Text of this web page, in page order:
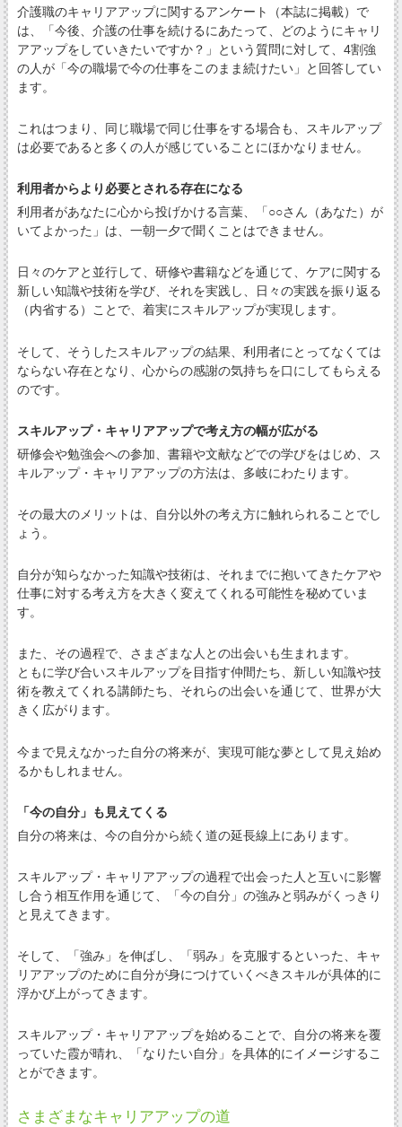
介護職のキャリアアップに関するアンケート（本誌に掲載）で
は、「今後、介護の仕事を続けるにあたって、どのようにキャリ
アアップをしていきたいですか？」という質問に対して、4割強
の人が「今の職場で今の仕事をこのまま続けたい」と回答してい
ます。
これはつまり、同じ職場で同じ仕事をする場合も、スキルアップ
は必要であると多くの人が感じていることにほかなりません。
利用者からより必要とされる存在になる
利用者があなたに心から投げかける言葉、「○○さん（あなた）が
いてよかった」は、一朝一夕で聞くことはできません。
日々のケアと並行して、研修や書籍などを通じて、ケアに関する
新しい知識や技術を学び、それを実践し、日々の実践を振り返る
（内省する）ことで、着実にスキルアップが実現します。
そして、そうしたスキルアップの結果、利用者にとってなくては
ならない存在となり、心からの感謝の気持ちを口にしてもらえる
のです。
スキルアップ・キャリアアップで考え方の幅が広がる
研修会や勉強会への参加、書籍や文献などでの学びをはじめ、ス
キルアップ・キャリアアップの方法は、多岐にわたります。
その最大のメリットは、自分以外の考え方に触れられることでし
ょう。
自分が知らなかった知識や技術は、それまでに抱いてきたケアや
仕事に対する考え方を大きく変えてくれる可能性を秘めていま
す。
また、その過程で、さまざまな人との出会いも生まれます。
ともに学び合いスキルアップを目指す仲間たち、新しい知識や技
術を教えてくれる講師たち、それらの出会いを通じて、世界が大
きく広がります。
今まで見えなかった自分の将来が、実現可能な夢として見え始め
るかもしれません。
「今の自分」も見えてくる
自分の将来は、今の自分から続く道の延長線上にあります。
スキルアップ・キャリアアップの過程で出会った人と互いに影響
し合う相互作用を通じて、「今の自分」の強みと弱みがくっきり
と見えてきます。
そして、「強み」を伸ばし、「弱み」を克服するといった、キャ
リアアップのために自分が身につけていくべきスキルが具体的に
浮かび上がってきます。
スキルアップ・キャリアアップを始めることで、自分の将来を覆
っていた霞が晴れ、「なりたい自分」を具体的にイメージするこ
とができます。
さまざまなキャリアアップの道